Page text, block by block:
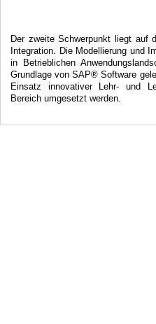
Der zweite Schwerpunkt liegt auf
Integration. Die Modellierung und
in Betrieblichen
Grundlage von SAP® Software
Einsatz innovativer Lehr- und
Bereich umgesetzt werden.